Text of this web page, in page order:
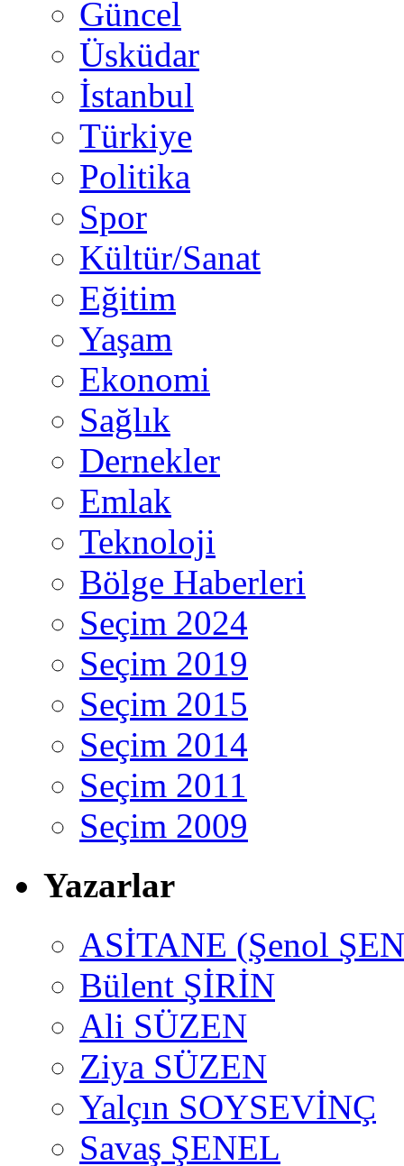
Güncel
Üsküdar
İstanbul
Türkiye
Politika
Spor
Kültür/Sanat
Eğitim
Yaşam
Ekonomi
Sağlık
Dernekler
Emlak
Teknoloji
Bölge Haberleri
Seçim 2024
Seçim 2019
Seçim 2015
Seçim 2014
Seçim 2011
Seçim 2009
Yazarlar
ASİTANE (Şenol
Bülent ŞİRİN
Ali SÜZEN
Ziya SÜZEN
Yalçın SOYSEVİNÇ
Savaş ŞENEL